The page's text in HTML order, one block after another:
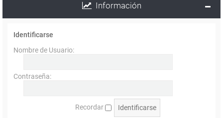
Información
Identificarse
Nombre de Usuario:
Contraseña:
Recordar